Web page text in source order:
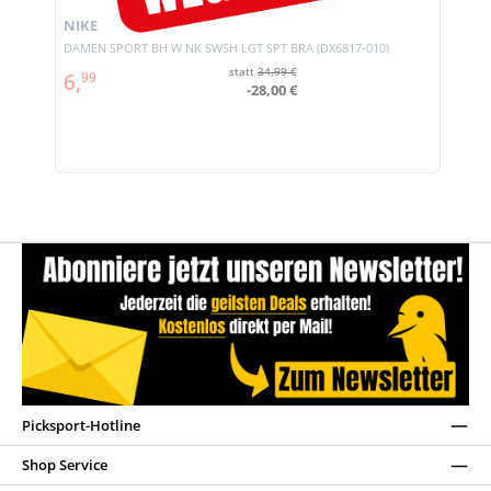
DAMEN SPORT BH W NK SWSH LGT SPT BRA (DX6817-010)
NIKE
6,99 statt34,99 €
-28,00 €
Picksport-Hotline
Shop Service